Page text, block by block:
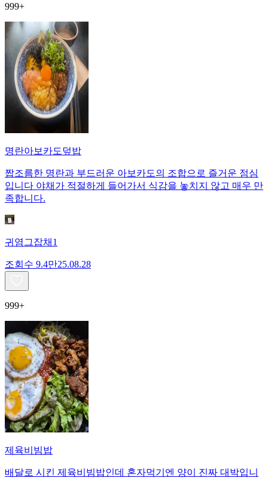
999+
명란아보카도덮밥
짭조름한 명란과 부드러운 아보카도의 조합으로 즐거운 점심
입니다 야채가 적절하게 들어가서 식감을 놓치지 않고 매우 만
족합니다.
귀염그잡채1
조회수 9.4만25.08.28
999+
제육비빔밥
배달로 시킨 제육비빔밥인데 혼자먹기엔 양이 진짜 대박입니